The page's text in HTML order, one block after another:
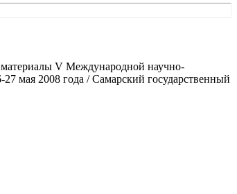
материалы V Международной научно-
мая 2008 года / Самарский государственный